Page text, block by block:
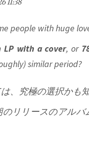
11:38
people with huge
LP with a cover, or
similar period?
、究極の選択かも
リリースのアルバ